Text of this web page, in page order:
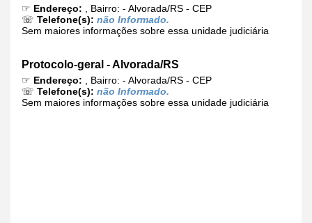
☞ Endereço: , Bairro: - Alvorada/RS - CEP
☏ Telefone(s): não Informado.
Sem maiores informações sobre essa unidade judiciária
Protocolo-geral - Alvorada/RS
☞ Endereço: , Bairro: - Alvorada/RS - CEP
☏ Telefone(s): não Informado.
Sem maiores informações sobre essa unidade judiciária